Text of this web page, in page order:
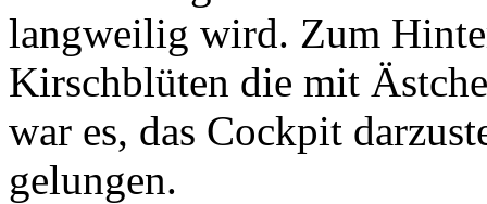
langweilig wird. Zum
Kirschblüten die mit
war es, das Cockpit
gelungen.